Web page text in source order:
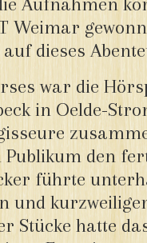
Weimar
dieses
war die
in Oelde-
den
führte
und
Stücke hatte